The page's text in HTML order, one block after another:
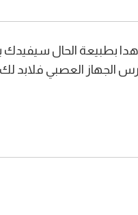
بطبيعة الحال
الجهاز العصبي فلابد لك